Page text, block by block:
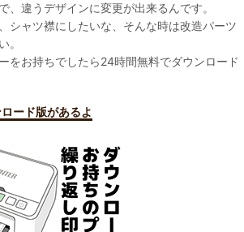
、違うデザインに変更が出来るんです。
シャツ襟にしたいな、そんな時は改造パーツ
。
をお持ちでしたら24時間無料でダウンロード
ード版があるよ